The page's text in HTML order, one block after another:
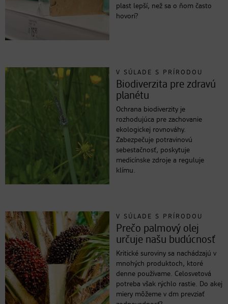
plast lepší, než sa o ňom často
hovorí?
V SÚLADE S PRÍRODOU
Biodiverzita pre zdravú
planétu
Ochrana biodiverzity je
rozhodujúca pre zachovanie
ekologickej rovnováhy.
Zabezpečuje potravinovú
sebestačnosť, poskytuje
medicínske zdroje a reguluje
klímu.
V SÚLADE S PRÍRODOU
Prečo palmový olej
určuje našu budúcnosť
Kritické suroviny sa nachádzajú v
mnohých produktoch, ktoré
denne používame. Celosvetová
potreba však rýchlo rastie. Do akej
miery môžeme v dm prevziať